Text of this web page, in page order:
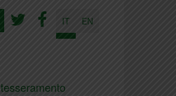
IT EN
tesseramento